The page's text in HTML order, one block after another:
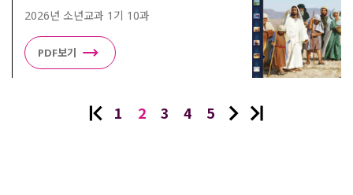
2026년 소년교과 1기 10과
PDF보기
1 2 3 4 5